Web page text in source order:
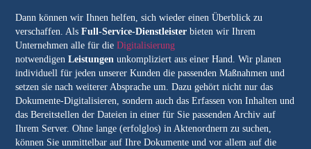
Dann können wir Ihnen helfen, sich wieder einen Überblick zu
verschaffen. AlsFull-Service-Dienstleister bieten wir Ihrem
Unternehmen alle für dieDigitalisierung
notwendigenLeistungen unkompliziert aus einer Hand. Wir planen
individuell für jeden unserer Kunden die passenden Maßnahmen und
setzen sie nach weiterer Absprache um. Dazu gehört nicht nur das
Dokumente-Digitalisieren, sondern auch das Erfassen von Inhalten und
das Bereitstellen der Dateien in einer für Sie passenden Archiv auf
Ihrem Server. Ohne lange (erfolglos) in Aktenordnern zu suchen,
können Sie unmittelbar auf Ihre Dokumente und vor allem auf die